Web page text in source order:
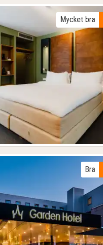
Föregående bild
Mycket bra
Föregående bild
Bra